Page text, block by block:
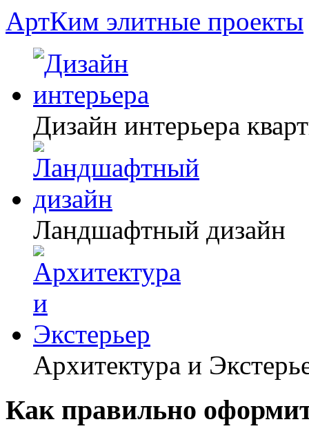
АртКим элитные проекты
Дизайн интерьера
Ландшафтный дизайн
Архитектура и
Как правильно